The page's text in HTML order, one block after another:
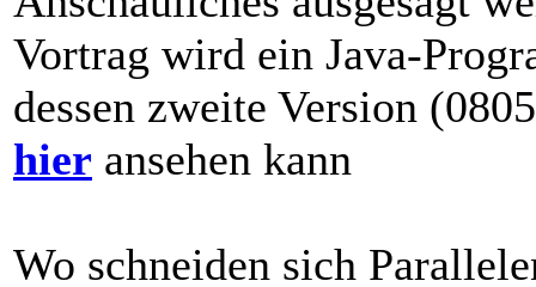
Vortrag wird ein Java-
dessen zweite Version
hier ansehen kann
Wo schneiden sich